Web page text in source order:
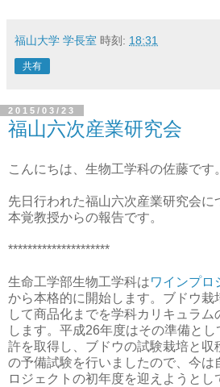
福山大学 学長室 時刻: 18:31
共有
2015/03/23
福山六次産業研究会
こんにちは、生物工学科の佐藤です。
先日行われた福山六次産業研究会に
本覚教授からの報告です。
*********************
生命工学部生物工学科はワインプロ
から本格的に開始します。ブドウ栽
して商品化までを学科カリキュラ
します。平成26年度はその準備と
許を取得し、ブドウの試験栽培と収
の予備試験を行いましたので、今は
ロジェクトの初年度を迎えようとし